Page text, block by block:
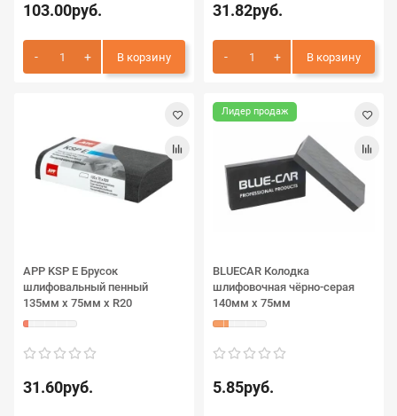
103.00руб.
В корзину
31.82руб.
В корзину
APP KSP E Брусок
шлифовальный пенный
135мм x 75мм х R20
31.60руб.
Лидер продаж
BLUECAR Колодка
шлифовочная чёрно-серая
140мм х 75мм
5.85руб.